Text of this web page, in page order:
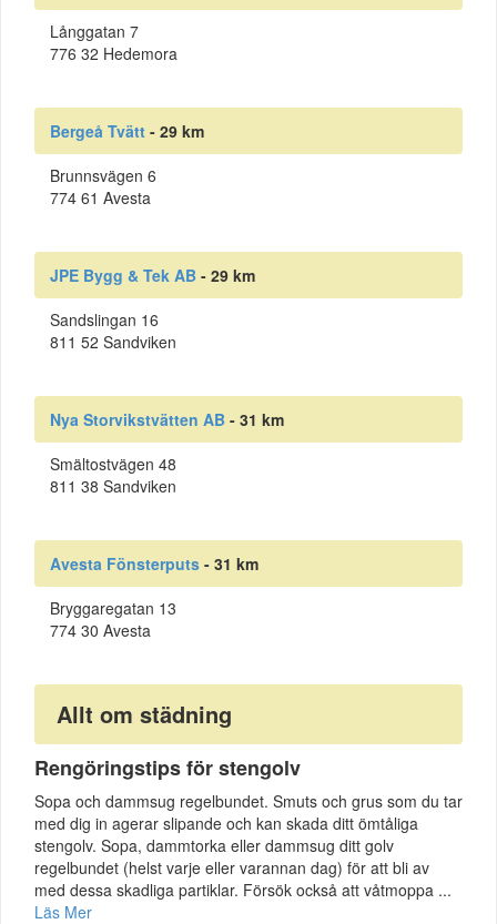
Långgatan 7
776 32 Hedemora
Bergeå Tvätt - 29 km
Brunnsvägen 6
774 61 Avesta
JPE Bygg & Tek AB - 29 km
Sandslingan 16
811 52 Sandviken
Nya Storvikstvätten AB - 31 km
Smältostvägen 48
811 38 Sandviken
Avesta Fönsterputs - 31 km
Bryggaregatan 13
774 30 Avesta
Allt om städning
Rengöringstips för stengolv
Sopa och dammsug regelbundet. Smuts och grus som du tar
med dig in agerar slipande och kan skada ditt ömtåliga
stengolv. Sopa, dammtorka eller dammsug ditt golv
regelbundet (helst varje eller varannan dag) för att bli av
med dessa skadliga partiklar. Försök också att våtmoppa ...
Läs Mer